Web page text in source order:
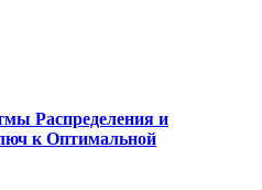
Распределения и
к Оптимальной